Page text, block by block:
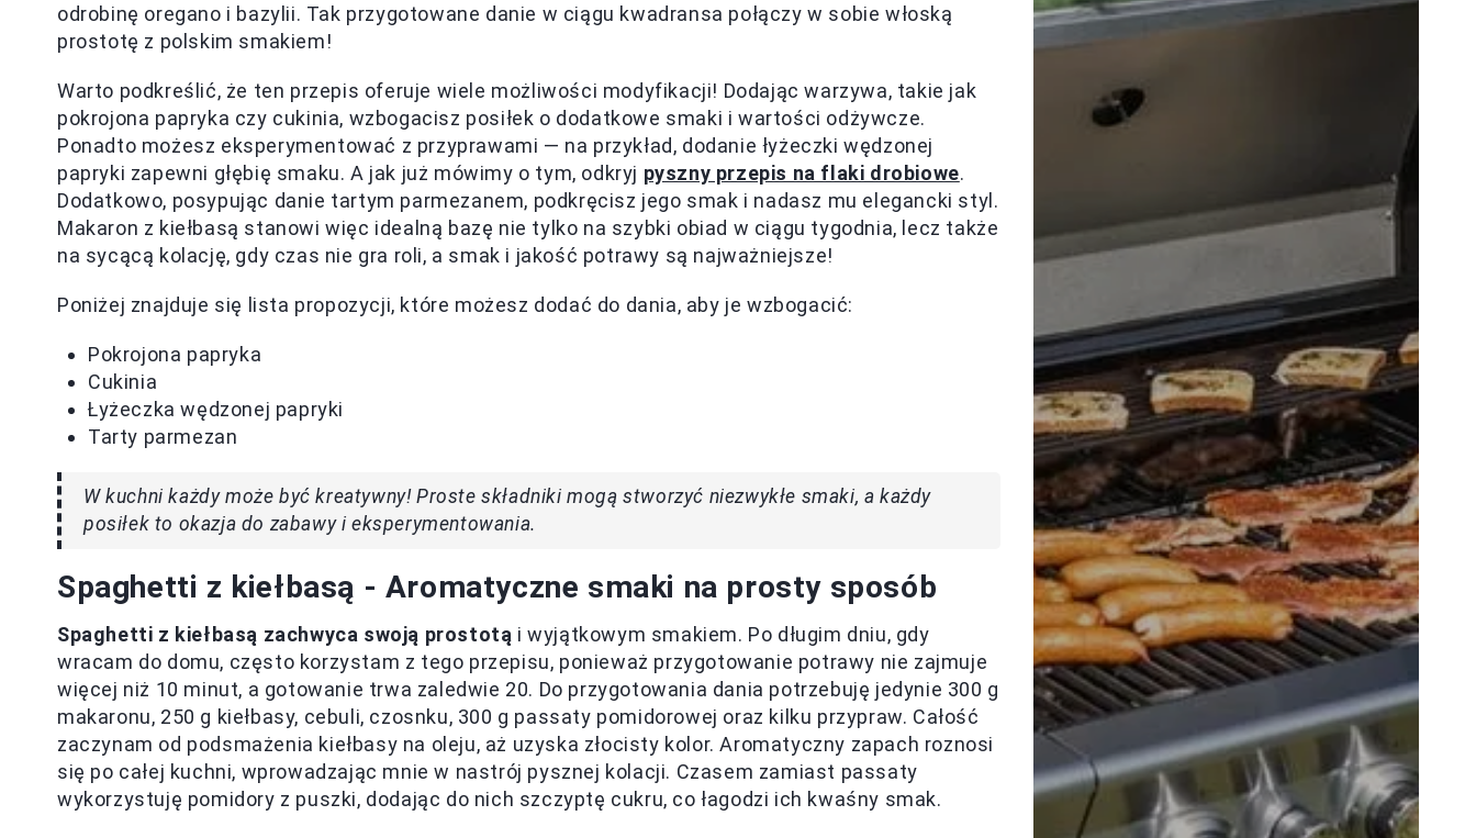
odrobinę oregano i bazylii. Tak przygotowane danie w ciągu kwadransa połączy w sobie włoską
prostotę z polskim smakiem!
Warto podkreślić, że ten przepis oferuje wiele możliwości modyfikacji! Dodając warzywa, takie jak
pokrojona papryka czy cukinia, wzbogacisz posiłek o dodatkowe smaki i wartości odżywcze.
Ponadto możesz eksperymentować z przyprawami — na przykład, dodanie łyżeczki wędzonej
papryki zapewni głębię smaku. A jak już mówimy o tym, odkryj pyszny przepis na flaki drobiowe.
Dodatkowo, posypując danie tartym parmezanem, podkręcisz jego smak i nadasz mu elegancki styl.
Makaron z kiełbasą stanowi więc idealną bazę nie tylko na szybki obiad w ciągu tygodnia, lecz także
na sycącą kolację, gdy czas nie gra roli, a smak i jakość potrawy są najważniejsze!
Poniżej znajduje się lista propozycji, które możesz dodać do dania, aby je wzbogacić:
Pokrojona papryka
Cukinia
Łyżeczka wędzonej papryki
Tarty parmezan
W kuchni każdy może być kreatywny! Proste składniki mogą stworzyć niezwykłe smaki, a każdy
posiłek to okazja do zabawy i eksperymentowania.
Spaghetti z kiełbasą - Aromatyczne smaki na prosty sposób
Spaghetti z kiełbasą zachwyca swoją prostotą i wyjątkowym smakiem. Po długim dniu, gdy
wracam do domu, często korzystam z tego przepisu, ponieważ przygotowanie potrawy nie zajmuje
więcej niż 10 minut, a gotowanie trwa zaledwie 20. Do przygotowania dania potrzebuję jedynie 300 g
makaronu, 250 g kiełbasy, cebuli, czosnku, 300 g passaty pomidorowej oraz kilku przypraw. Całość
zaczynam od podsmażenia kiełbasy na oleju, aż uzyska złocisty kolor. Aromatyczny zapach roznosi
się po całej kuchni, wprowadzając mnie w nastrój pysznej kolacji. Czasem zamiast passaty
wykorzystuję pomidory z puszki, dodając do nich szczyptę cukru, co łagodzi ich kwaśny smak.